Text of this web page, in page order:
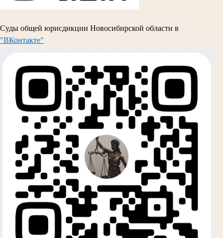
Суды общей юрисдикции Новосибирской области в
"ВКонтакте"